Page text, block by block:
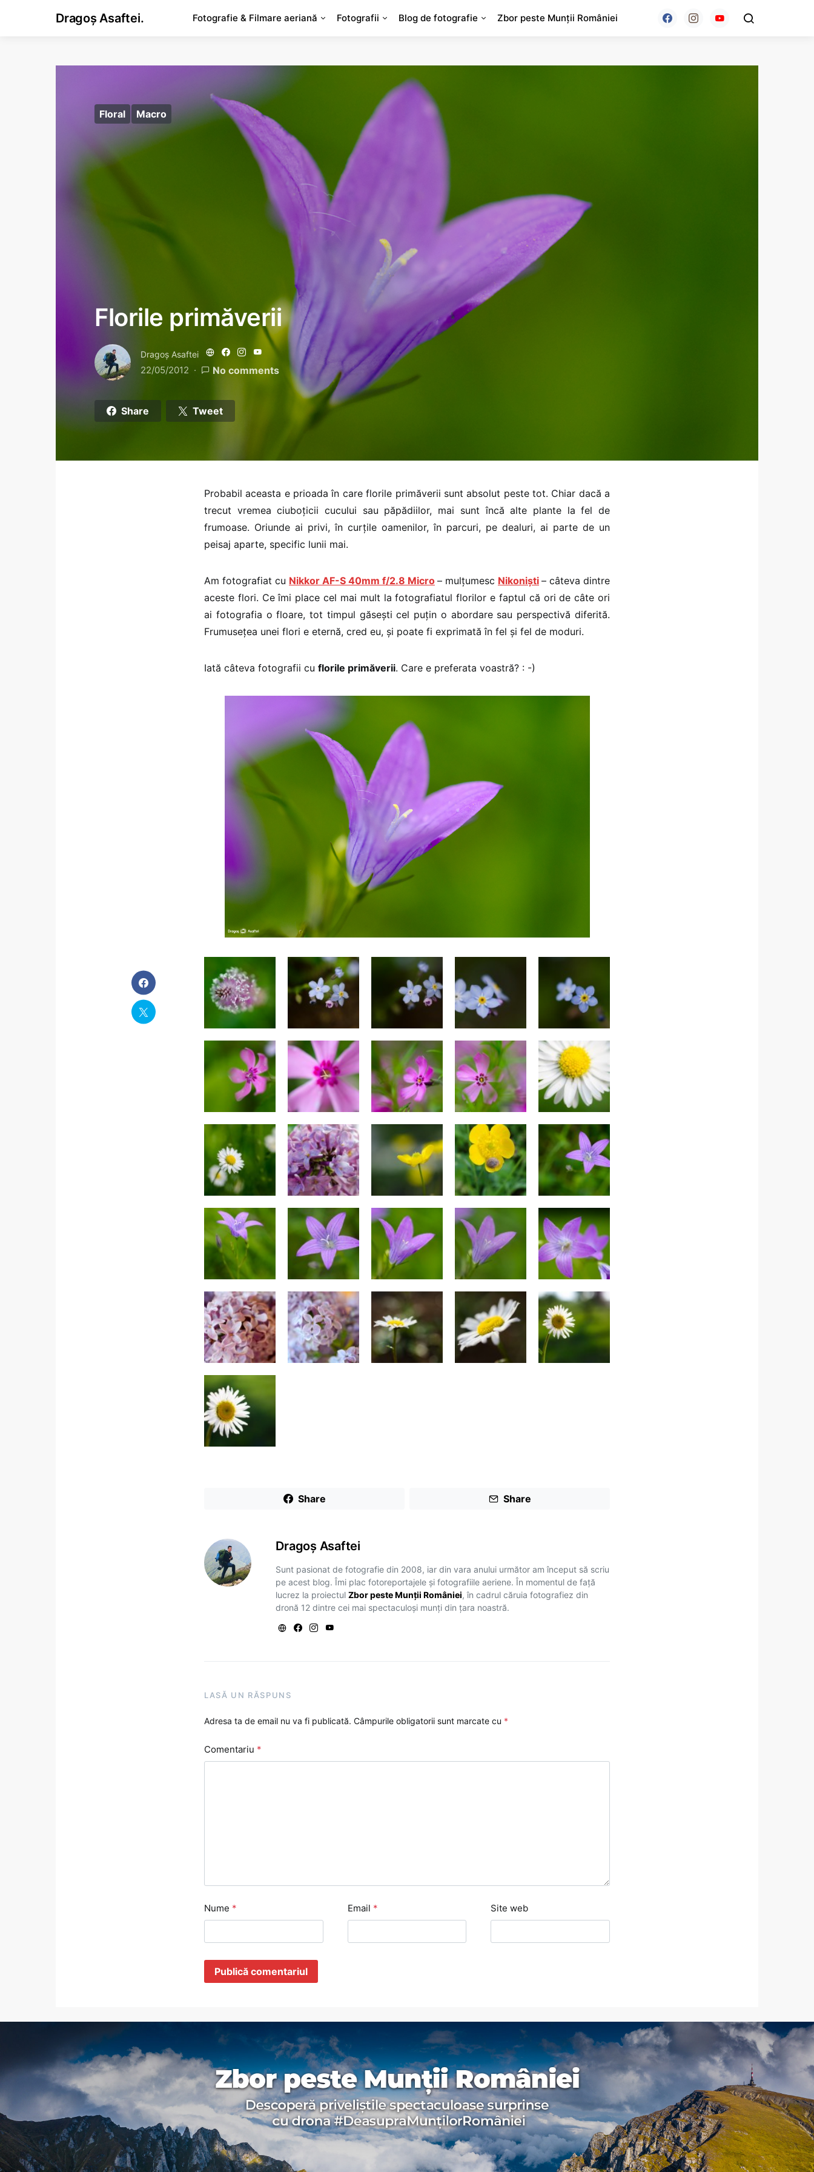
Dragoș Asaftei. Fotografie & Filmare aeriană Fotografii Blog de fotografie Zbor peste Munții României
Floral Macro
Florile primăverii
Dragoş Asaftei
22/05/2012 No comments
Share Tweet
Probabil aceasta e prioada în care florile primăverii sunt absolut peste tot. Chiar dacă a
trecut vremea ciuboțicii cucului sau păpădiilor, mai sunt încă alte plante la fel de
frumoase. Oriunde ai privi, în curțile oamenilor, în parcuri, pe dealuri, ai parte de un
peisaj aparte, specific lunii mai.
Am fotografiat cu Nikkor AF-S 40mm f/2.8 Micro – mulțumesc Nikoniști – câteva dintre
aceste flori. Ce îmi place cel mai mult la fotografiatul florilor e faptul că ori de câte ori
ai fotografia o floare, tot timpul găsești cel puțin o abordare sau perspectivă diferită.
Frumusețea unei flori e eternă, cred eu, și poate fi exprimată în fel și fel de moduri.
Iată câteva fotografii cu florile primăverii. Care e preferata voastră? : -)
Share Share
Dragoş Asaftei
Sunt pasionat de fotografie din 2008, iar din vara anului următor am început să scriu
pe acest blog. Îmi plac fotoreportajele și fotografiile aeriene. În momentul de față
lucrez la proiectulZbor peste Munții României, în cadrul căruia fotografiez din
dronă 12 dintre cei mai spectaculoși munți din țara noastră.
LASĂ UN RĂSPUNS
Adresa ta de email nu va fi publicată. Câmpurile obligatorii sunt marcate cu *
Comentariu *
Nume * Email * Site web